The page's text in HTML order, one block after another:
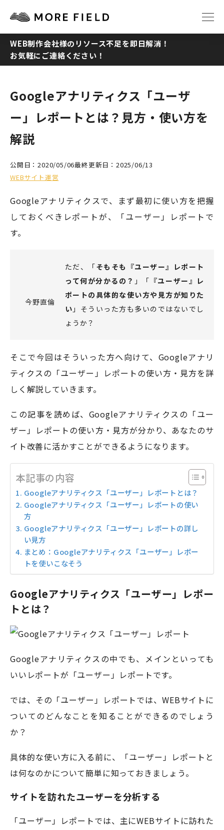
TOP
SERVICE WORKS
Q&A RECRUIT
モアフィールド株式会社
静岡県静岡市葵区伝馬町1-2 ホテルシティオ静岡3階
プライバシーポリシー
WEB制作会社様のリソース不足を即日解消！
お気軽にご連絡ください！
Googleアナリティクス「ユーザ
ー」レポートとは？見方・使い方を
解説
公開日：2020/05/06最終更新日：2025/06/13
WEBサイト運営
Googleアナリティクスで、まず最初に使い方を把握
しておくべきレポートが、「ユーザー」レポートで
す。
今野直倫
ただ、「そもそも『ユーザー』レポート
って何が分かるの？ 」「 『ユーザー』レ
ポートの具体的な使い方や見方が知りた
い 」そういった方も多いのではないでし
ょうか？
そこで今回はそういった方へ向けて、Googleアナリ
ティクスの「ユーザー」レポートの使い方・見方を詳
しく解説していきます。
この記事を読めば、Googleアナリティクスの「ユー
ザー」レポートの使い方・見方が分かり、あなたのサ
イト改善に活かすことができるようになります。
本記事の内容
Googleアナリティクス「ユーザー」レポートとは？
Googleアナリティクス「ユーザー」レポートの使い
方
Googleアナリティクス「ユーザー」レポートの詳し
い見方
まとめ：Googleアナリティクス「ユーザー」レポー
トを使いこなそう
Googleアナリティクス「ユーザー」レポー
トとは？
Googleアナリティクスの中でも、メインといっても
いいレポートが「ユーザー」レポートです。
では、その「ユーザー」レポートでは、WEBサイトに
ついてのどんなことを知ることができるのでしょう
か？
具体的な使い方に入る前に、「ユーザー」レポートと
は何なのかについて簡単に知っておきましょう。
サイトを訪れたユーザーを分析する
「ユーザー」レポートでは、主にWEBサイトに訪れた